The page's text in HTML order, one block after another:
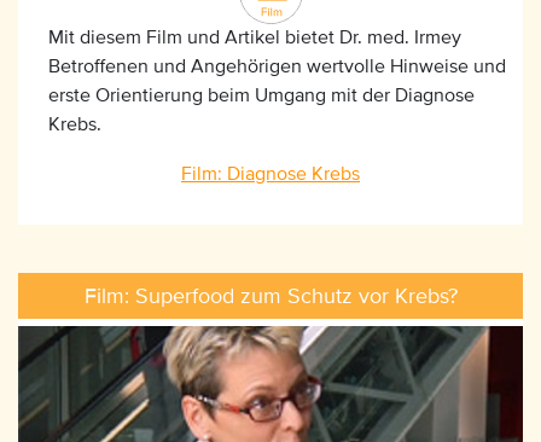
Mit diesem Film und Artikel bietet Dr. med. Irmey
Betroffenen und Angehörigen wertvolle Hinweise und
erste Orientierung beim Umgang mit der Diagnose
Krebs.
Film: Diagnose Krebs
Film: Superfood zum Schutz vor Krebs?